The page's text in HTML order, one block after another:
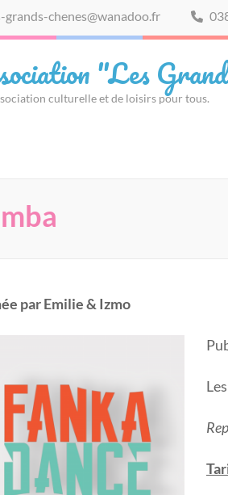
grands-chenes@wanadoo.fr
"Les
culturelle et de loisirs pour tous.
par Emilie & Izmo